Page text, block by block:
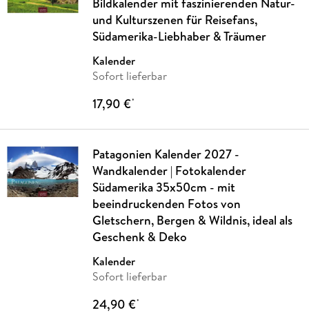
und Kulturszenen für Reisefans,
Südamerika-Liebhaber & Träumer
Kalender
Sofort lieferbar
17,90 €*
Patagonien Kalender 2027 -
Wandkalender | Fotokalender
Südamerika 35x50cm - mit
beeindruckenden Fotos von
Gletschern, Bergen & Wildnis, ideal als
Geschenk & Deko
Kalender
Sofort lieferbar
24,90 €*